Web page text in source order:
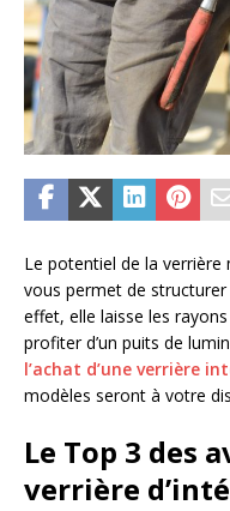
Le potentiel de la verrière
vous permet de
effet, elle laisse les
profiter d’un puits de
l’achat d’une verrière
modèles seront à votre
Le Top 3 des
verrière